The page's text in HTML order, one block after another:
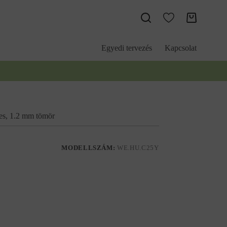
Kosár
Egyedi tervezés Kapcsolat
1.2 mm tömör
MODELLSZÁM: WE.HU.C25Y